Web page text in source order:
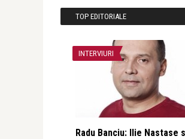
TOP EDITORIALE
INTERVIURI
Radu Banciu: Ilie Nastase